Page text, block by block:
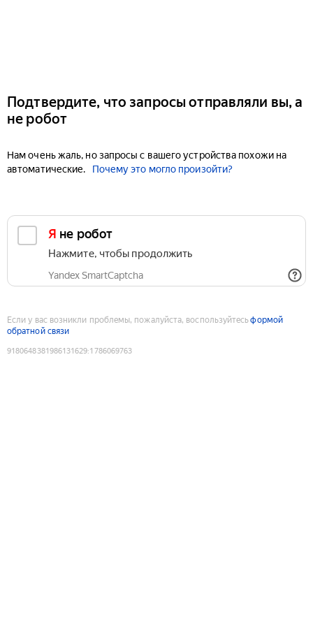
Подтвердите, что запросы отправляли вы, а
не робот
Нам очень жаль, но запросы с вашего устройства похожи на
автоматические.
Почему это могло произойти?
Я не робот
Нажмите, чтобы продолжить
Yandex SmartCaptcha
Если у вас возникли проблемы, пожалуйста, воспользуйтесьформой
обратной связи
9180648381986131629:1786069763